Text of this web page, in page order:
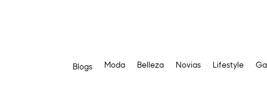
Blogs Moda Belleza Novias Lifestyle